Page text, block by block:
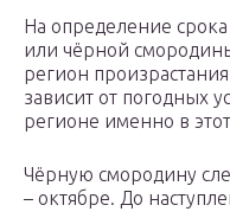
На определение
или чёрной
регион
зависит от погодных
регионе именно в
Чёрную смородину
– октябре. До